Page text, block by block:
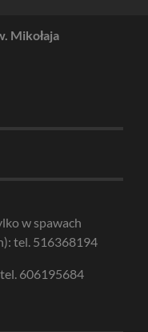
Mikołaja
w spawach
tel. 516368194
606195684